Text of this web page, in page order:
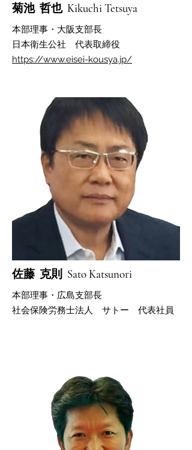
​菊池 哲也 Kikuchi Tetsuya
本部​理事・大阪支部長
日本衛生公社 代表取締役
https://www.eisei-kousya.jp/
​佐藤 克則 Sato Katsunori
​本部理事・広島支部長
​社会保険労務士法人 サトー 代表社員